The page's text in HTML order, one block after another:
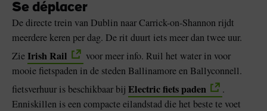
Se déplacer
De directe trein van Dublin naar Carrick-on-Shannon rijdt
meerdere keren per dag. De rit duurt iets meer dan twee uur.
ZieIrish Rail
voor meer info. Ruil het water in voor
mooie fietspaden in de steden Ballinamore en Ballyconnell.
fietsverhuur is beschikbaar bij Electric fiets paden
.
Enniskillen is een compacte eilandstad die het beste te voet